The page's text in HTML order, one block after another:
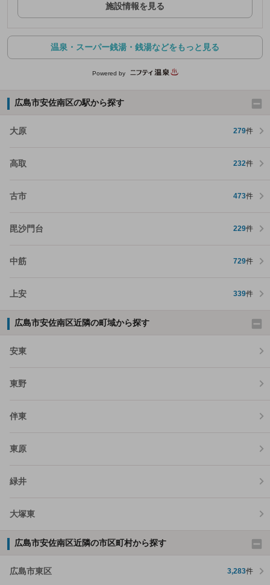
施設情報を見る
温泉・スーパー銭湯・銭湯などをもっと見る
Powered by
広島市安佐南区の駅から探す
大原 279件
高取 232件
古市 473件
毘沙門台 229件
中筋 729件
上安 339件
広島市安佐南区近隣の町域から探す
安東
東野
伴東
東原
緑井
大塚東
広島市安佐南区近隣の市区町村から探す
広島市東区 3,283件